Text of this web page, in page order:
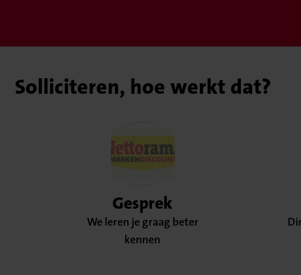
Solliciteren, hoe werkt dat?
Gesprek
We leren je graag beter
kennen